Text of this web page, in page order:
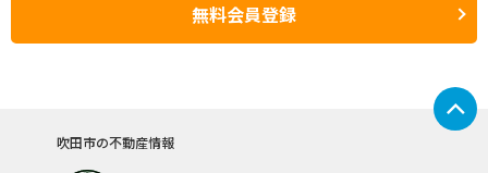
無料会員登録
吹田市の不動産情報